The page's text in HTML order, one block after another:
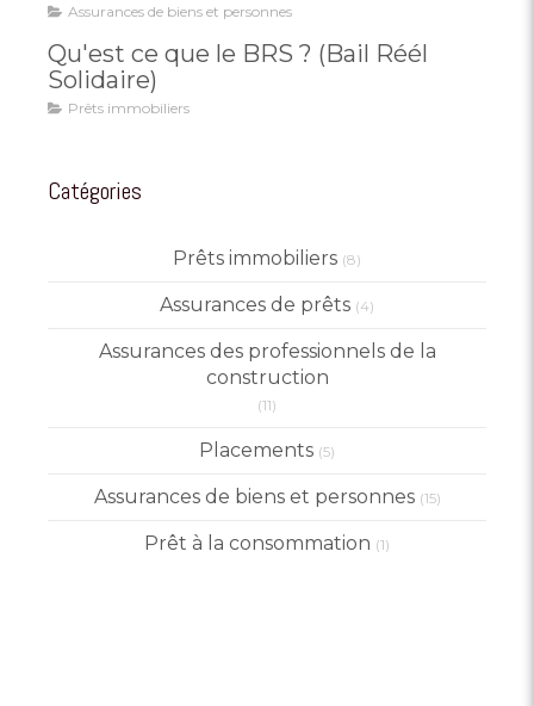
Assurances de biens et personnes
Qu'est ce que le BRS ? (Bail Réél
Solidaire)
Prêts immobiliers
Catégories
Prêts immobiliers (8)
Assurances de prêts (4)
Assurances des professionnels de la
construction
(11)
Placements (5)
Assurances de biens et personnes (15)
Prêt à la consommation (1)